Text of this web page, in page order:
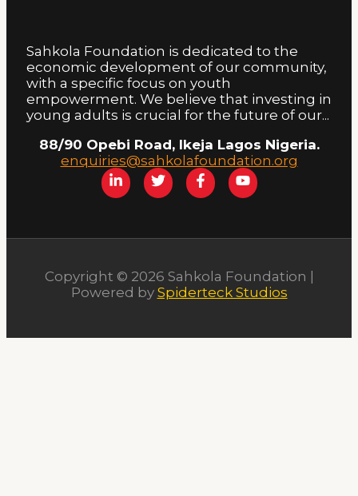
Sahkola Foundation is dedicated to the
economic development of our community,
with a specific focus on youth
empowerment. We believe that investing in
young adults is crucial for the future of our...
88/90 Opebi Road, Ikeja Lagos Nigeria.
enquiries@sahkolafoundation.org
Copyright © 2026 Sahkola Foundation |
Powered by Spiderteck Studios